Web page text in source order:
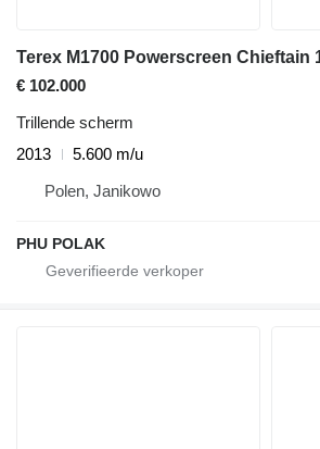
€ 102.000
Trillende scherm
2013
5.600 m/u
Polen, Janikowo
PHU POLAK